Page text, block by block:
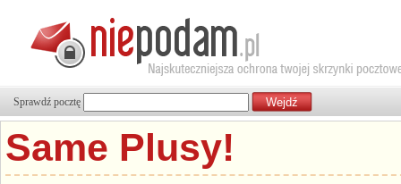
Sprawdź pocztę
Same Plusy!